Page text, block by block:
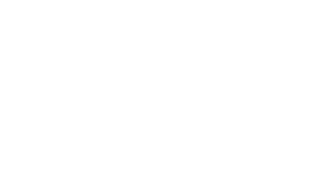
Zuwendungen an den Verein sind
selbst wird steuerpflichtig
Änderungen schon vor der
mitteilen.